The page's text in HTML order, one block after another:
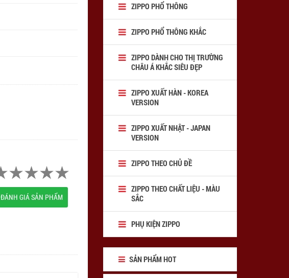
ĐÁNH GIÁ SẢN PHẨM
ZIPPO PHỔ THÔNG
ZIPPO PHỔ THÔNG KHẮC
ZIPPO DÀNH CHO THỊ TRƯỜNG
CHÂU Á KHẮC SIÊU ĐẸP
ZIPPO XUẤT HÀN - KOREA
VERSION
ZIPPO XUẤT NHẬT - JAPAN
VERSION
ZIPPO THEO CHỦ ĐỀ
ZIPPO THEO CHẤT LIỆU - MÀU
SẮC
PHỤ KIỆN ZIPPO
SẢN PHẨM HOT